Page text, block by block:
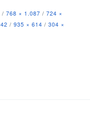
/ 768 × 1.087 / 724 ×
/ 935 × 614 / 304 ×